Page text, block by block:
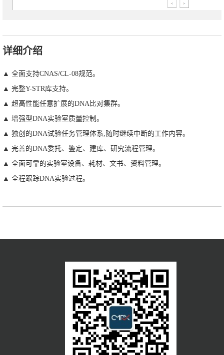
详细介绍
▲ 全面支持CNAS/CL-08规范。
▲ 完整Y-STR库支持。
▲ 超高性能任意扩展的DNA比对集群。
▲ 增强型DNA实验室质量控制。
▲ 独创的DNA试验任务管理体系,随时继续中断的工作内容。
▲ 完善的DNA委托、鉴定、建库、研究流程管理。
▲ 全面可靠的实验室设备、耗材、文书、资料管理。
▲ 全程跟踪DNA实验过程。